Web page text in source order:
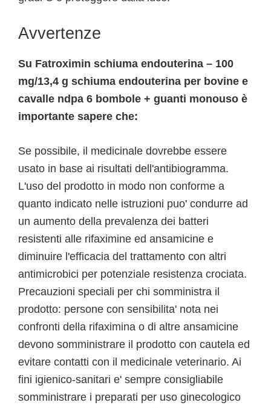
Avvertenze
Su Fatroximin schiuma endouterina – 100
mg/13,4 g schiuma endouterina per bovine e
cavalle ndpa 6 bombole + guanti monouso è
importante sapere che:
Se possibile, il medicinale dovrebbe essere
usato in base ai risultati dell'antibiogramma.
L'uso del prodotto in modo non conforme a
quanto indicato nelle istruzioni puo' condurre ad
un aumento della prevalenza dei batteri
resistenti alle rifaximine ed ansamicine e
diminuire l'efficacia del trattamento con altri
antimicrobici per potenziale resistenza crociata.
Precauzioni speciali per chi somministra il
prodotto: persone con sensibilita' nota nei
confronti della rifaximina o di altre ansamicine
devono somministrare il prodotto con cautela ed
evitare contatti con il medicinale veterinario. Ai
fini igienico-sanitari e' sempre consigliabile
somministrare i preparati per uso ginecologico